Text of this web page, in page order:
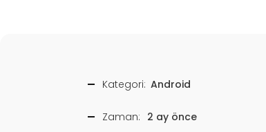
Kategori: Android
Zaman: 2 ay önce